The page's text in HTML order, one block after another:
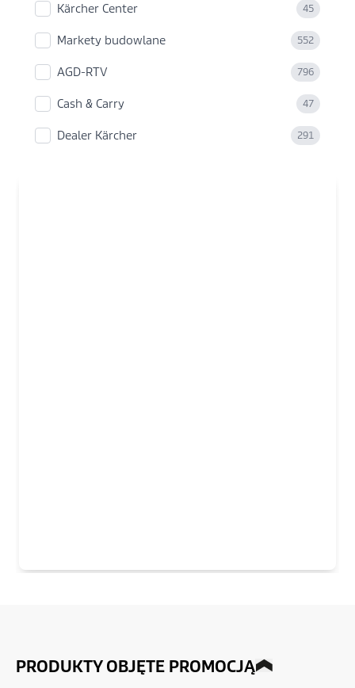
Kärcher Center
45
Markety budowlane 552
AGD-RTV 796
Cash & Carry 47
Dealer Kärcher 291
PRODUKTY OBJĘTE PROMOCJĄ